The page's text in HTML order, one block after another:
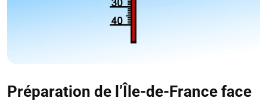
Préparation de l’Île-de-France face